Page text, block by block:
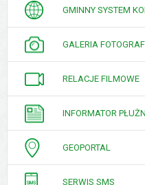
GMINNY SYSTEM
GALERIA
RELACJE FILMOWE
INFORMATOR
GEOPORTAL
SERWIS SMS